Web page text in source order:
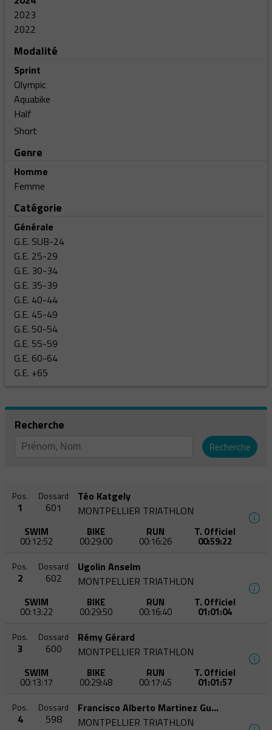
2023
2022
Modalité
Sprint
Olympic
Aquabike
Half
Short
Genre
Homme
Femme
Catégorie
Générale
G.E. SUB-24
G.E. 25-29
G.E. 30-34
G.E. 35-39
G.E. 40-44
G.E. 45-49
G.E. 50-54
G.E. 55-59
G.E. 60-64
G.E. +65
Recherche
Recherche
Pos.
1
Dossard
601
Téo Katgely
MONTPELLIER TRIATHLON
SWIM
00:12:52
BIKE
00:29:00
RUN
00:16:26
T. Officiel
00:59:22
Pos.
2
Dossard
602
Ugolin Anselm
MONTPELLIER TRIATHLON
SWIM
00:13:22
BIKE
00:29:50
RUN
00:16:40
T. Officiel
01:01:04
Pos.
3
Dossard
600
Rémy Gérard
MONTPELLIER TRIATHLON
SWIM
00:13:17
BIKE
00:29:48
RUN
00:17:45
T. Officiel
01:01:57
Pos.
4
Dossard
598
Francisco Alberto Martinez Guevara
MONTPELLIER TRIATHLON